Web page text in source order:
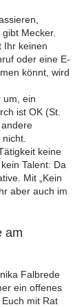
Mecker.
Ihr keinen
oder eine E-
könnt, wird
um, ein
ist OK (St.
keine
Talent: Da
Mit „Kein
aber auch im
am
Falbrede
ein offenes
mit Rat